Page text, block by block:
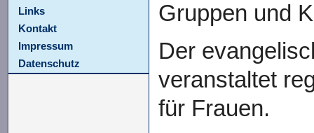
Links
Kontakt
Impressum
Datenschutz
Gruppen und
Der
veranstaltet
für Frauen.